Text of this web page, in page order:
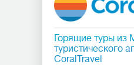
Горящие туры из
туристического
CoralTravel